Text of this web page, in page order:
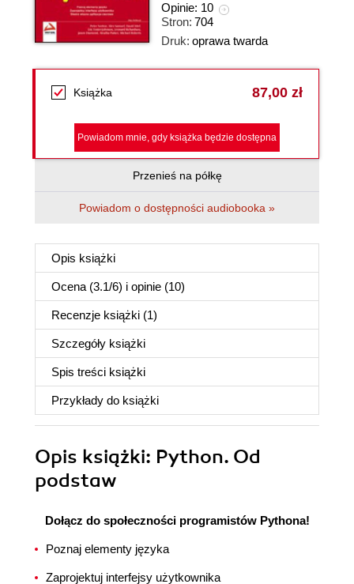
Opinie: 10
Stron: 704
Druk: oprawa twarda
Książka 87,00 zł
Powiadom mnie, gdy książka będzie dostępna
Przenieś na półkę
Powiadom o dostępności audiobooka »
Opis książki
Ocena (3.1/6) i opinie (10)
Recenzje książki (1)
Szczegóły książki
Spis treści książki
Przykłady do książki
Opis książki: Python. Od
podstaw
Dołącz do społeczności programistów Pythona!
Poznaj elementy języka
Zaprojektuj interfejsy użytkownika